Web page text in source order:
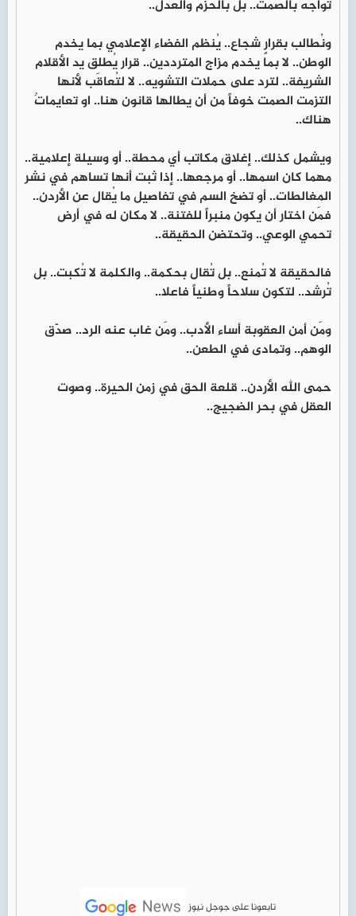
تُواجَه بالصمت.. بل بالحزم والعدل..
ونُطالب بقرارٍ شجاع.. يُنظم الفضاء الإعلامي بما يخدم
الوطن.. لا بما يخدم مزاج المترددين.. قرار يُطلق يد الأقلام
الشريفة.. لترد على حملات التشويه.. لا لتُعاقَب لأنها
التزمت الصمت خوفاً من أن يطالها قانون هنا.. او تعايماتٌ
هناك..
ويشمل كذلك.. إغلاق مكاتب أي محطة.. أو وسيلة إعلامية..
مهما كان اسمها.. أو مرجعها.. إذا ثبت أنها تساهم في نشر
المغالطات.. أو تضخ السم في تفاصيل ما يُقال عن الأردن..
فمَن اختار أن يكون منبراً للفتنة.. لا مكان له في أرض
تحمي الوعي.. وتحتضن الحقيقة..
فالحقيقة لا تُمنع.. بل تُقال بحكمة.. والكلمة لا تُكبت.. بل
تُرشد.. لتكون سلاحاً وطنياً فاعلا..
ومَن أمن العقوبة أساء الأدب.. ومَن غاب عنه الرد.. صدّق
الوهم.. وتمادى في الطعن..
حمى الله الأردن.. قلعة الحق في زمن الحيرة.. وصوت
العقل في بحر الضجيج..
تابعونا على جوجل نيوز